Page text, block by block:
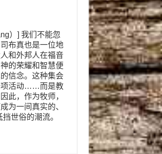
）] 我们不能忽
布真也是一位地
和外邦人在福音
的荣耀和智慧便
信念。这种集会
项活动……而是教
此，作为牧师，
为一间真实的、
世俗的潮流。